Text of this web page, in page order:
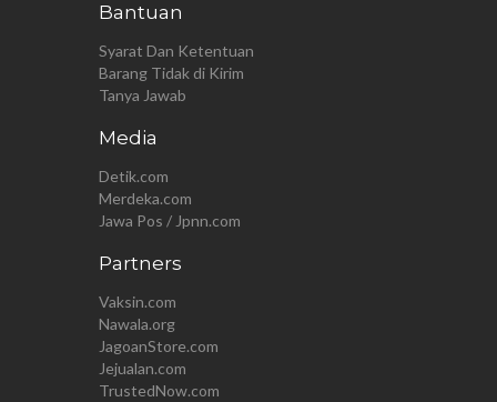
Bantuan
Syarat Dan Ketentuan
Barang Tidak di Kirim
Tanya Jawab
Media
Detik.com
Merdeka.com
Jawa Pos / Jpnn.com
Partners
Vaksin.com
Nawala.org
JagoanStore.com
Jejualan.com
TrustedNow.com